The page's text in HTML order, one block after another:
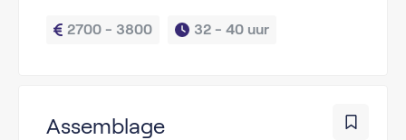
2700 - 3800 32 - 40 uur
Assemblage